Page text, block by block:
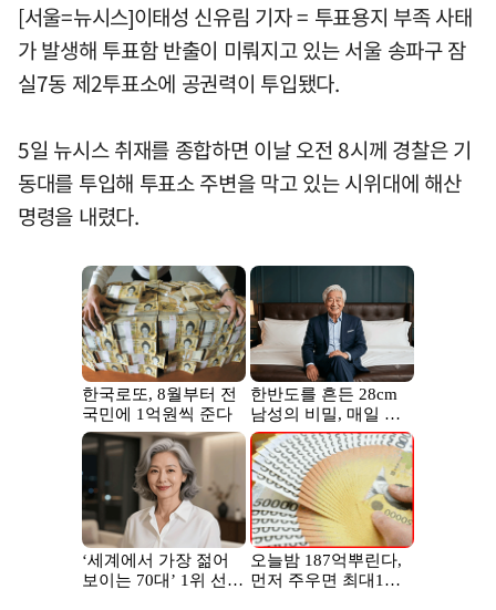
[서울=뉴시스]이태성 신유림 기자 = 투표용지 부족 사태
가 발생해 투표함 반출이 미뤄지고 있는 서울 송파구 잠
실7동 제2투표소에 공권력이 투입됐다.
5일 뉴시스 취재를 종합하면 이날 오전 8시께 경찰은 기
동대를 투입해 투표소 주변을 막고 있는 시위대에 해산
명령을 내렸다.